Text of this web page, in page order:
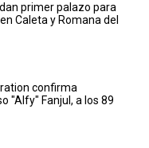
primer palazo para
Caleta y Romana del
confirma
"Alfy" Fanjul, a los 89